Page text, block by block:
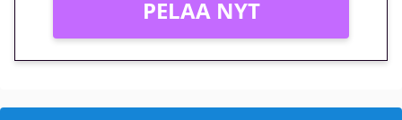
PELAA NYT